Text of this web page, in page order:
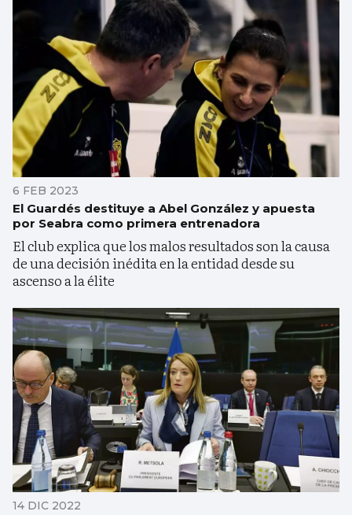
6 FEB 2023
El Guardés destituye a Abel González y apuesta
por Seabra como primera entrenadora
El club explica que los malos resultados son la causa
de una decisión inédita en la entidad desde su
ascenso a la élite
14 DIC 2022